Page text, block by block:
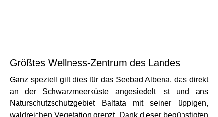
Größtes Wellness-Zentrum des Landes
Ganz speziell gilt dies für das Seebad Albena, das direkt
an der Schwarzmeerküste angesiedelt ist und ans
Naturschutzschutzgebiet Baltata mit seiner üppigen,
waldreichen Vegetation grenzt. Dank dieser begünstigten